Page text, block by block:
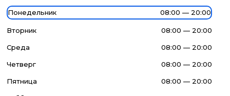
Понедельник 08:00 — 20:00
Вторник 08:00 — 20:00
Среда 08:00 — 20:00
Четверг 08:00 — 20:00
Пятница 08:00 — 20:00